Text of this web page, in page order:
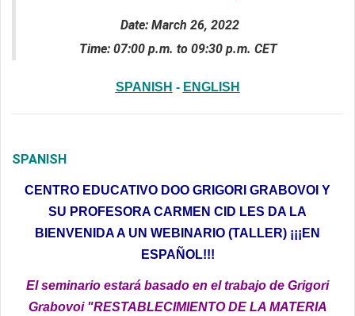
Date: March 26, 2022
Time: 07:00 p.m. to 09:30 p.m. CET
SPANISH - ENGLISH
SPANISH
CENTRO EDUCATIVO DOO GRIGORI GRABOVOI Y
SU PROFESORA CARMEN CID LES DA LA
BIENVENIDA A UN WEBINARIO (TALLER) ¡¡¡ EN
ESPAÑOL!!!
El seminario estará basado en el trabajo de Grigori
Grabovoi "RESTABLECIMIENTO DE LA MATERIA